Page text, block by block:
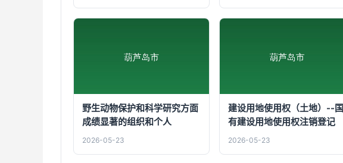
野生动物保护和科学研究方面
成绩显著的组织和个人
2026-05-23
建设用地使用权（土地）--国
有建设用地使用权注销登记
2026-05-23